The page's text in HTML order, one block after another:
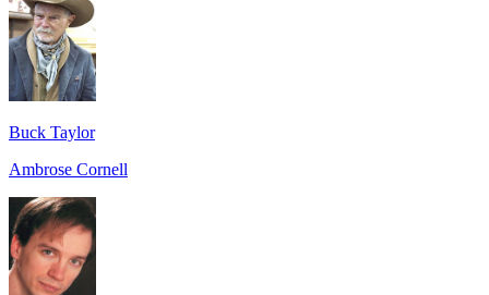
Buck Taylor
Ambrose Cornell